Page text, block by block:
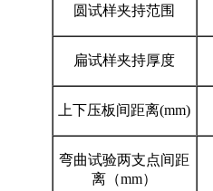
圆试样夹持范围
扁试样夹持厚度
上下压板间距离(mm)
弯曲试验两支点间距
离（mm）